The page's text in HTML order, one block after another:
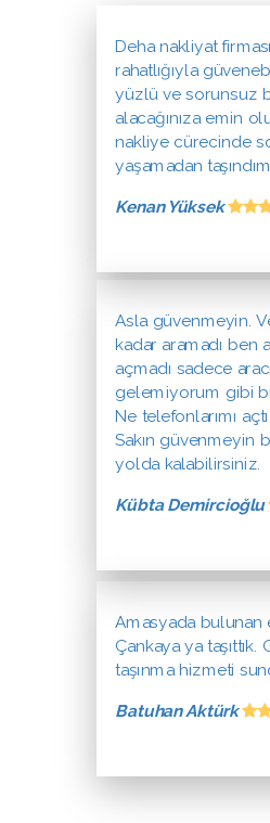
Deha nakliyat
rahatlığıyla
yüzlü ve sorunsuz
alacağınıza emin
nakliye cürecinde
yaşamadan taşındım.
Kenan Yüksek
Asla güvenmeyin.
kadar aramadı ben
açmadı sadece
gelemiyorum gibi
Ne telefonlarımı
Sakın güvenmeyin
yolda kalabilirsiniz.
Kübta Demircioğlu
Amasyada bulunan
Çankaya ya
taşınma hizmeti
Batuhan Aktürk